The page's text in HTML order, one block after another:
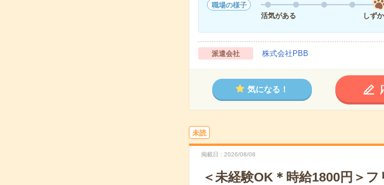
職場の様子
活気がある
しずか
派遣会社 株式会社PBB
気になる！
未読
掲載日 2026/08/08
＜未経験OK＊時給1800円＞